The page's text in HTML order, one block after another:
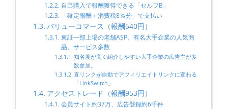
自己購入で報酬獲得できる「セルフB」
「確定報酬＋消費税8％分」で支払い
バリューコマース（報酬540円）
東証一部上場の老舗ASP、有名大手企業の人気商
品、サービス多数
知名度が高く紹介しやすい大手企業の広告主が多
数参加。
直リンクが自動でアフィリエイトリンクに変わる
「LinkSwitch」
アクセストレード（報酬953円）
会員サイト約37万、広告登録約6千件